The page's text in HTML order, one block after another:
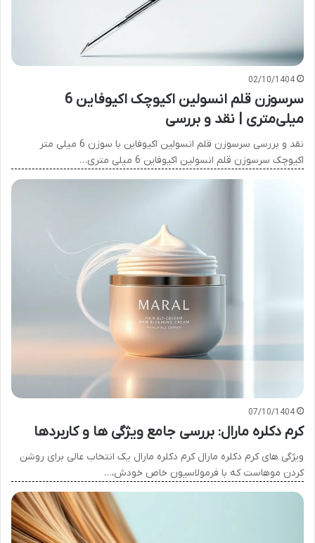
02/10/1404
سرسوزن قلم انسولین اکیوچک اکیوفاین 6
میلی‌متری | نقد و بررسی
نقد و بررسی سرسوزن قلم انسولین اکیوفاین با سوزن 6 میلی متر
اکیوچک سرسوزن قلم انسولین اکیوفاین 6 میلی متری…
07/10/1404
کرم دکلره مارال: بررسی جامع ویژگی ها و کاربردها
ویژگی های کرم دکلره مارال کرم دکلره مارال یک انتخاب عالی برای روشن
کردن موهاست که با فرمولاسیون خاص خودش،…